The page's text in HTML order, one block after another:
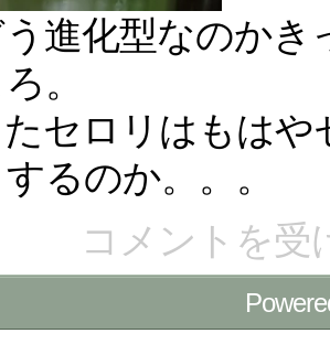
進化型なのかき
。
セロリはもはや
るのか。。。
コメントを受